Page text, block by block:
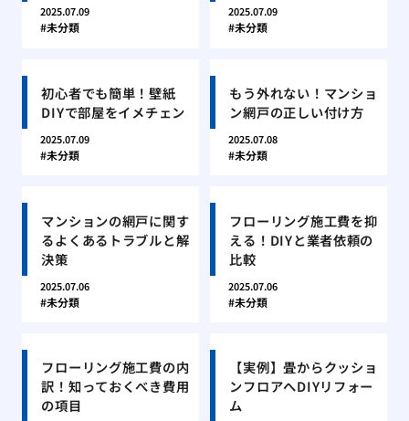
2025.07.09
未分類
2025.07.09
未分類
初心者でも簡単！壁紙
DIYで部屋をイメチェン
2025.07.09
未分類
もう外れない！マンショ
ン網戸の正しい付け方
2025.07.08
未分類
マンションの網戸に関す
るよくあるトラブルと解
決策
2025.07.06
未分類
フローリング施工費を抑
える！DIYと業者依頼の
比較
2025.07.06
未分類
フローリング施工費の内
訳！知っておくべき費用
の項目
【実例】畳からクッショ
ンフロアへDIYリフォー
ム